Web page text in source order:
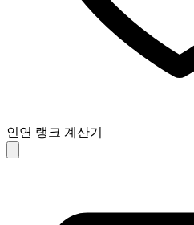
인연 랭크 계산기